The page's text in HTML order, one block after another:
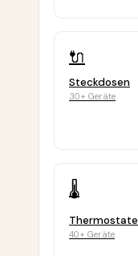
🔌
Steckdosen
30+ Geräte
🌡️
Thermostate
40+ Geräte